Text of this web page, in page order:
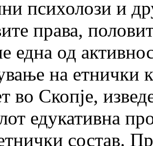
психолози и
права,
една од
на етнички
во Скопје,
едукативна
состав.